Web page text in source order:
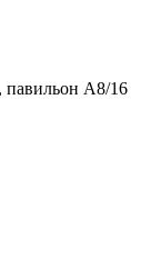
павильон А8/16